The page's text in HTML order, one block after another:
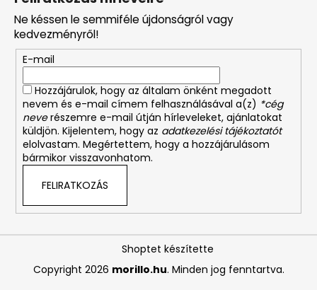
Ne késsen le semmiféle újdonságról vagy
kedvezményről!
E-mail
Hozzájárulok, hogy az általam önként megadott
nevem és e-mail címem felhasználásával a(z) *cég
neverészemre e-mail útján hírleveleket, ajánlatokat
küldjön. Kijelentem, hogy az adatkezelési tájékoztatót
elolvastam. Megértettem, hogy a hozzájárulásom
bármikor visszavonhatom.
FELIRATKOZÁS
Shoptet készítette
Copyright 2026 morillo.hu. Minden jog fenntartva.